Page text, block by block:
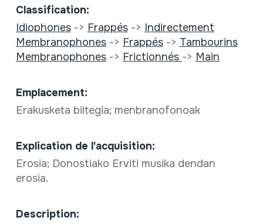
Classification:
Idiophones-> Frappés-> Indirectement
Membranophones-> Frappés-> Tambourins
Membranophones-> Frictionnés -> Main
Emplacement:
Erakusketa biltegia; menbranofonoak
Explication de l'acquisition:
Erosia; Donostiako Erviti musika dendan
erosia.
Description: